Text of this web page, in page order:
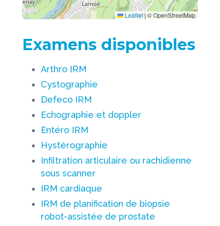
Leaflet |© OpenStreetMap
Examens disponibles
Arthro IRM
Cystographie
Defeco IRM
Echographie et doppler
Entéro IRM
Hystérographie
Infiltration articulaire ou rachidienne
sous scanner
IRM cardiaque
IRM de planification de biopsie
robot-assistée de prostate